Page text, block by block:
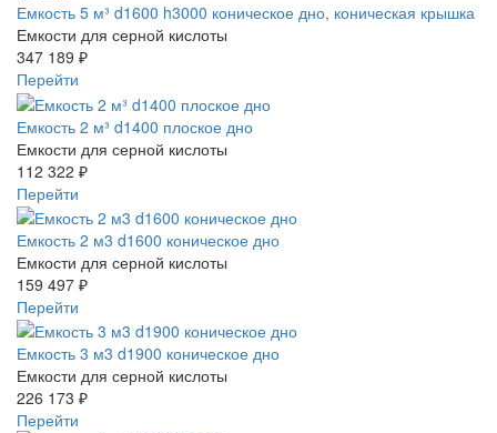
Емкость 5 м³ d1600 h3000 коническое дно, коническая крышка
Емкости для серной кислоты
347 189 ₽
Перейти
Емкость 2 м³ d1400 плоское дно
Емкости для серной кислоты
112 322 ₽
Перейти
Емкость 2 м3 d1600 коническое дно
Емкости для серной кислоты
159 497 ₽
Перейти
Емкость 3 м3 d1900 коническое дно
Емкости для серной кислоты
226 173 ₽
Перейти